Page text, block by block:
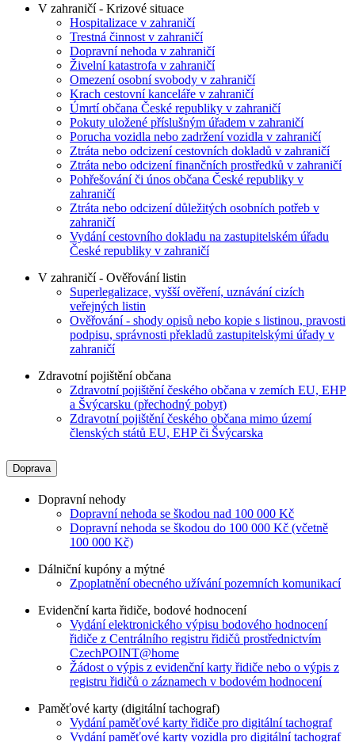
V zahraničí - Krizové situace
Hospitalizace v zahraničí
Trestná činnost v zahraničí
Dopravní nehoda v zahraničí
Živelní katastrofa v zahraničí
Omezení osobní svobody v zahraničí
Krach cestovní kanceláře v zahraničí
Úmrtí občana České republiky v zahraničí
Pokuty uložené příslušným úřadem v zahraničí
Porucha vozidla nebo zadržení vozidla v zahraničí
Ztráta nebo odcizení cestovních dokladů v zahraničí
Ztráta nebo odcizení finančních prostředků v zahraničí
Pohřešování či únos občana České republiky v
zahraničí
Ztráta nebo odcizení důležitých osobních potřeb v
zahraničí
Vydání cestovního dokladu na zastupitelském úřadu
České republiky v zahraničí
V zahraničí - Ověřování listin
Superlegalizace, vyšší ověření, uznávání cizích
veřejných listin
Ověřování - shody opisů nebo kopie s listinou, pravosti
podpisu, správnosti překladů zastupitelskými úřady v
zahraničí
Zdravotní pojištění občana
Zdravotní pojištění českého občana v zemích EU, EHP
a Švýcarsku (přechodný pobyt)
Zdravotní pojištění českého občana mimo území
členských států EU, EHP či Švýcarska
Doprava
Dopravní nehody
Dopravní nehoda se škodou nad 100 000 Kč
Dopravní nehoda se škodou do 100 000 Kč (včetně
100 000 Kč)
Dálniční kupóny a mýtné
Zpoplatnění obecného užívání pozemních komunikací
Evidenční karta řidiče, bodové hodnocení
Vydání elektronického výpisu bodového hodnocení
řidiče z Centrálního registru řidičů prostřednictvím
CzechPOINT@home
Žádost o výpis z evidenční karty řidiče nebo o výpis z
registru řidičů o záznamech v bodovém hodnocení
Paměťové karty (digitální tachograf)
Vydání paměťové karty řidiče pro digitální tachograf
Vydání paměťové karty vozidla pro digitální tachograf